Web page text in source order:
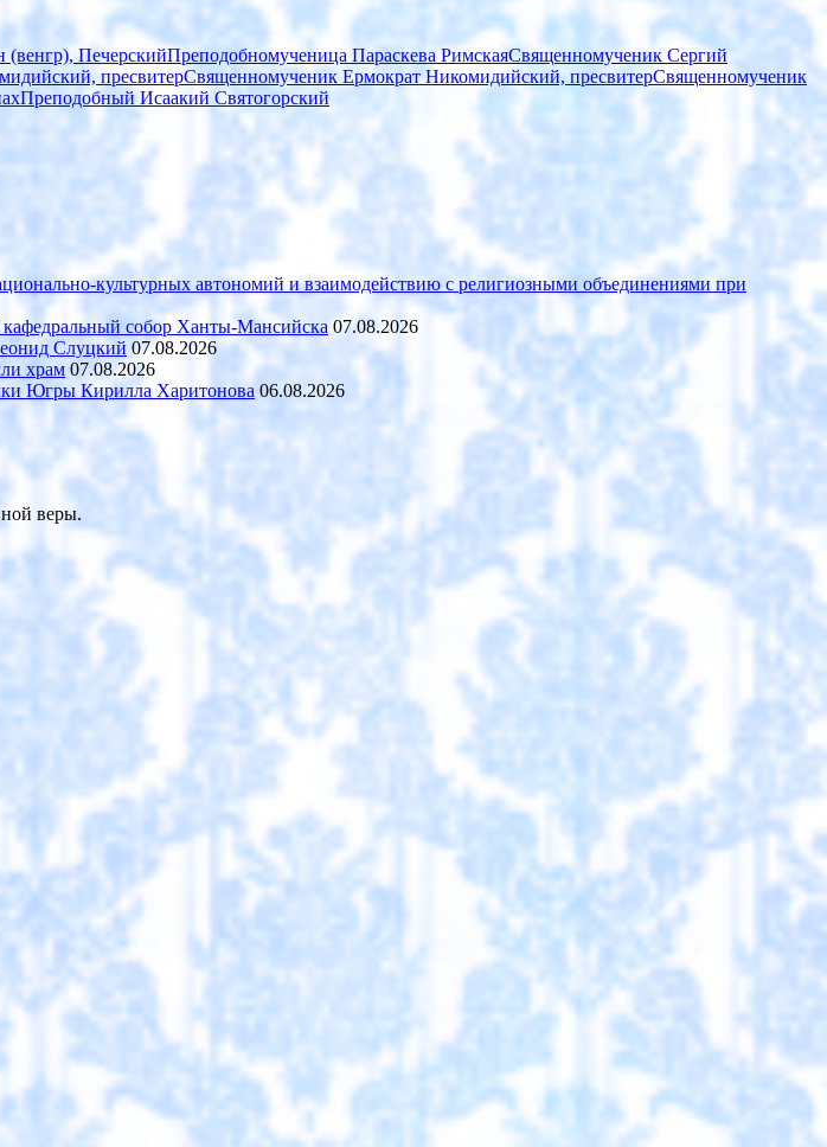
ПечерскийПреподобномученица Параскева РимскаяСвященномученик Сергий
пресвитерСвященномученик Ермократ Никомидийский, пресвитерСвященномученик
Преподобный Исаакий Святогорский
культурных автономий и взаимодействию с религиозными объединениями при
собор Ханты-Мансийска 07.08.2026
Слуцкий 07.08.2026
храм 07.08.2026
Югры Кирилла Харитонова 06.08.2026
веры.